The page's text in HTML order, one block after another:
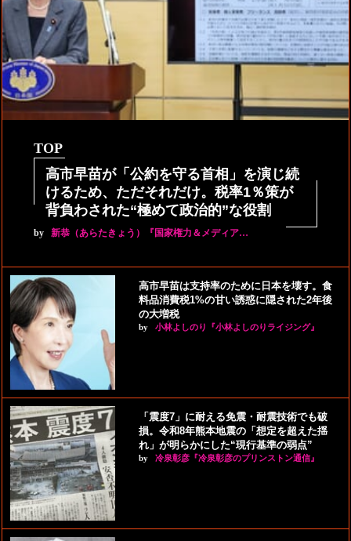
TOP
高市早苗が「公約を守る首相」を演じ続
けるため、ただそれだけ。税率1％策が
背負わされた“極めて政治的”な役割
by 新恭（あらたきょう）『国家権力＆メディア…
高市早苗は支持率のために日本を壊す。食
料品消費税1%の甘い誘惑に隠された2年後
の大増税
by 小林よしのり『小林よしのりライジング』
「震度7」に耐える免震・耐震技術でも破
損。令和8年熊本地震の「想定を超えた揺
れ」が明らかにした“現行基準の弱点”
by 冷泉彰彦『冷泉彰彦のプリンストン通信』